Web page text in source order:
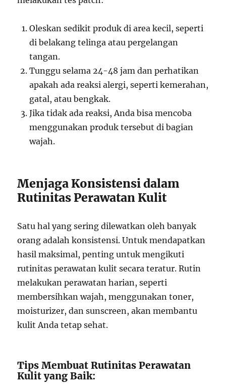
Oleskan sedikit produk di area kecil, seperti
di belakang telinga atau pergelangan
tangan.
Tunggu selama 24-48 jam dan perhatikan
apakah ada reaksi alergi, seperti kemerahan,
gatal, atau bengkak.
Jika tidak ada reaksi, Anda bisa mencoba
menggunakan produk tersebut di bagian
wajah.
Menjaga Konsistensi dalam
Rutinitas Perawatan Kulit
Satu hal yang sering dilewatkan oleh banyak
orang adalah konsistensi. Untuk mendapatkan
hasil maksimal, penting untuk mengikuti
rutinitas perawatan kulit secara teratur. Rutin
melakukan perawatan harian, seperti
membersihkan wajah, menggunakan toner,
moisturizer, dan sunscreen, akan membantu
kulit Anda tetap sehat.
Tips Membuat Rutinitas Perawatan
Kulit yang Baik: